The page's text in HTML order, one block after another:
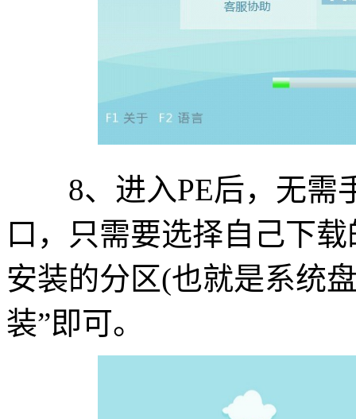
8、进入PE后，无需
口，只需要选择自己下
安装的分区(也就是系统
装”即可。